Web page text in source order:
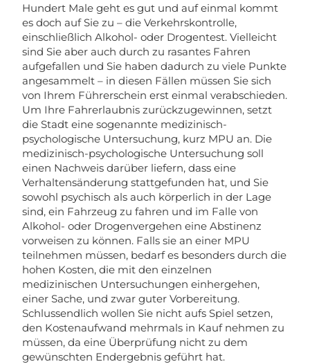
Hundert Male geht es gut und auf einmal kommt
es doch auf Sie zu – die Verkehrskontrolle,
einschließlich Alkohol- oder Drogentest. Vielleicht
sind Sie aber auch durch zu rasantes Fahren
aufgefallen und Sie haben dadurch zu viele Punkte
angesammelt – in diesen Fällen müssen Sie sich
von Ihrem Führerschein erst einmal verabschieden.
Um Ihre Fahrerlaubnis zurückzugewinnen, setzt
die Stadt eine sogenannte medizinisch-
psychologische Untersuchung, kurz MPU an. Die
medizinisch-psychologische Untersuchung soll
einen Nachweis darüber liefern, dass eine
Verhaltensänderung stattgefunden hat, und Sie
sowohl psychisch als auch körperlich in der Lage
sind, ein Fahrzeug zu fahren und im Falle von
Alkohol- oder Drogenvergehen eine Abstinenz
vorweisen zu können. Falls sie an einer MPU
teilnehmen müssen, bedarf es besonders durch die
hohen Kosten, die mit den einzelnen
medizinischen Untersuchungen einhergehen,
einer Sache, und zwar guter Vorbereitung.
Schlussendlich wollen Sie nicht aufs Spiel setzen,
den Kostenaufwand mehrmals in Kauf nehmen zu
müssen, da eine Überprüfung nicht zu dem
gewünschten Endergebnis geführt hat.